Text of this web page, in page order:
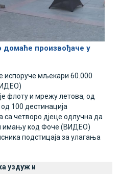
домаће произвођаче у
испоруче мљекари 60.000
флоту и мрежу летова, од
100 дестинација
четворо дјеце одлучна да
имању код Фоче (ВИДЕО)
подстицаја за улагања
уздуж и